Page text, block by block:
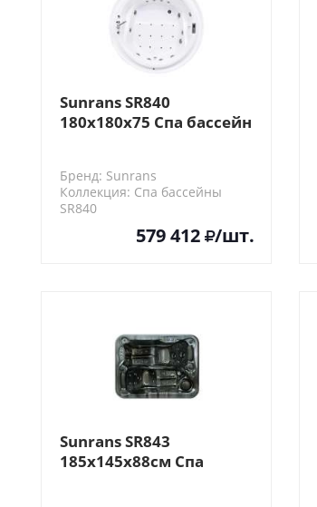
Sunrans SR840
180x180x75 Спа бассейн
Бренд: Sunrans
Коллекция: Спа бассейны
SR840
579 412 /шт.
Sunrans SR843
185x145x88см Cпа